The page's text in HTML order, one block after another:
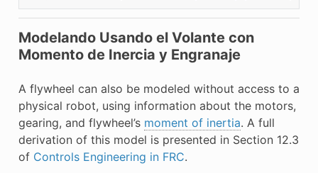
Modelando Usando el Volante con
Momento de Inercia y Engranaje
A flywheel can also be modeled without access to a
physical robot, using information about the motors,
gearing, and flywheel’s moment of inertia. A full
derivation of this model is presented in Section 12.3
of Controls Engineering in FRC.